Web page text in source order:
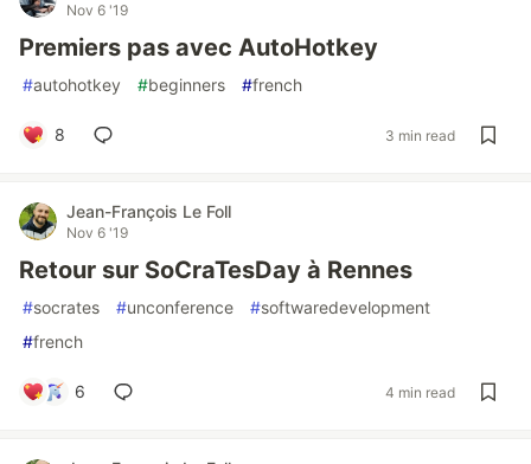
Nov 6 '19
Premiers pas avec AutoHotkey
#autohotkey #beginners #french
8 3 min read
Jean-François Le Foll
Nov 6 '19
Retour sur SoCraTesDay à Rennes
#socrates #unconference #softwaredevelopment
#french
6 4 min read